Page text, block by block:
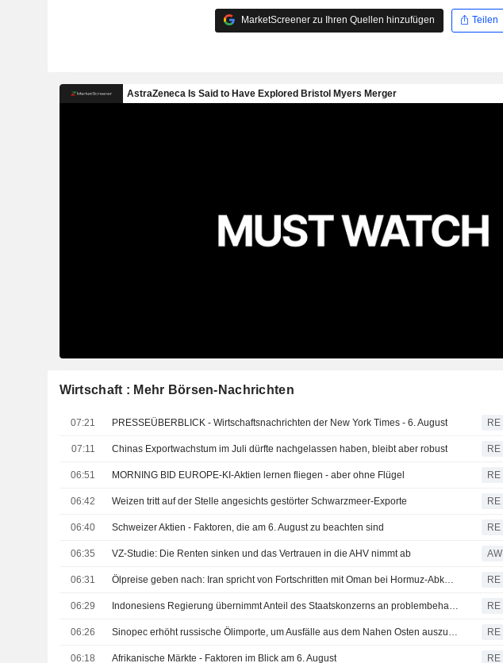
MarketScreener zu Ihren Quellen hinzufügen Teilen
Wirtschaft : Mehr Börsen-Nachrichten
07:21 PRESSEÜBERBLICK - Wirtschaftsnachrichten der New York Times - 6. August RE
07:11 Chinas Exportwachstum im Juli dürfte nachgelassen haben, bleibt aber robust RE
06:51 MORNING BID EUROPE-KI-Aktien lernen fliegen - aber ohne Flügel RE
06:42 Weizen tritt auf der Stelle angesichts gestörter Schwarzmeer-Exporte RE
06:40 Schweizer Aktien - Faktoren, die am 6. August zu beachten sind RE
06:35 VZ-Studie: Die Renten sinken und das Vertrauen in die AHV nimmt ab AW
06:31 RE
06:29 RE
06:26 RE
06:18 Afrikanische Märkte - Faktoren im Blick am 6. August RE